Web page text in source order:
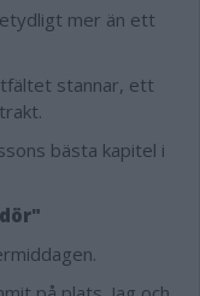
mer än ett
stannar, ett
bästa kapitel i